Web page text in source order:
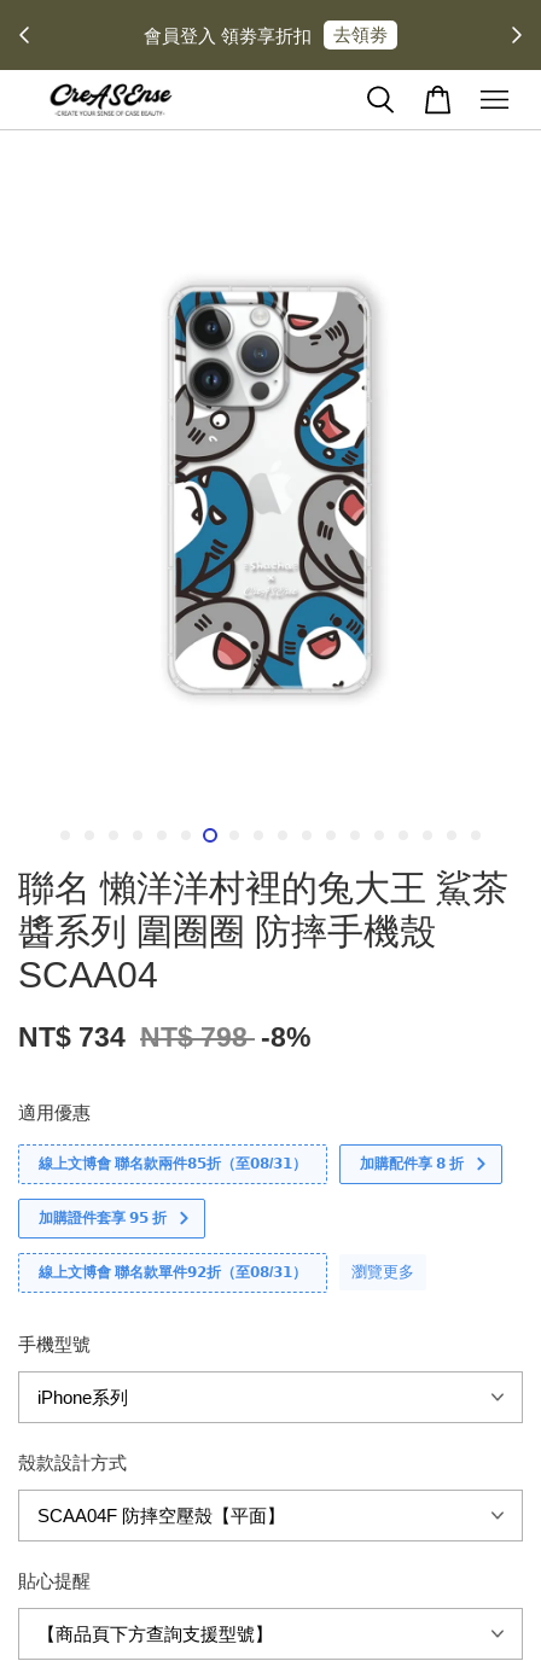
會員登入 領劵享折扣 去領劵
聯名 懶洋洋村裡的兔大王 鯊茶
醬系列 圍圈圈 防摔手機殼
SCAA04
NT$ 734 NT$ 798 -8%
適用優惠
線上文博會 聯名款兩件𝟴𝟱折（至𝟬𝟴/𝟯𝟭） 加購配件享 𝟴 折
加購證件套享 𝟵𝟱 折
線上文博會 聯名款單件𝟵𝟮折（至𝟬𝟴/𝟯𝟭） 瀏覽更多
手機型號
殼款設計方式
貼心提醒